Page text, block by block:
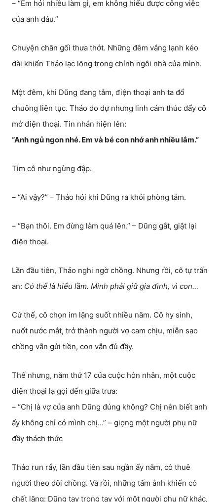
– “Em hỏi nhiều làm gì, em không hiểu được công việc
của anh đâu.”
Chuyện chăn gối thưa thớt. Những đêm vắng lạnh kéo
dài khiến Thảo lạc lõng trong chính ngôi nhà của mình.
Một đêm, khi Dũng đang tắm, điện thoại anh ta đổ
chuông liên tục. Thảo do dự nhưng linh cảm thúc đẩy cô
mở điện thoại. Tin nhắn hiện lên:
“Anh ngủ ngon nhé. Em và bé con nhớ anh nhiều lắm.”
Tim cô như ngừng đập.
– “Ai vậy?” – Thảo hỏi khi Dũng ra khỏi phòng tắm.
– “Bạn thôi. Em đừng làm quá lên.” – Dũng gắt, giật lại
điện thoại.
Lần đầu tiên, Thảo nghi ngờ chồng. Nhưng rồi, cô tự trấn
an: Có thể là hiểu lầm. Mình phải giữ gia đình, vì con…
Cứ thế, cô chọn im lặng suốt nhiều năm. Cô hy sinh,
nuốt nước mắt, trở thành người vợ cam chịu, miễn sao
chồng vẫn gửi tiền, con vẫn đủ đầy.
Thế nhưng, năm thứ 17 của cuộc hôn nhân, một cuộc
điện thoại lạ gọi đến giữa trưa:
– “Chị là vợ của anh Dũng đúng không? Chị nên biết anh
ấy không chỉ có mình chị…” – giọng một người phụ nữ
đầy thách thức
Thảo run rẩy, lần đầu tiên sau ngần ấy năm, cô thuê
người theo dõi chồng. Và rồi, những tấm ảnh khiến cô
chết lặng: Dũng tay trong tay với một người phụ nữ khác,